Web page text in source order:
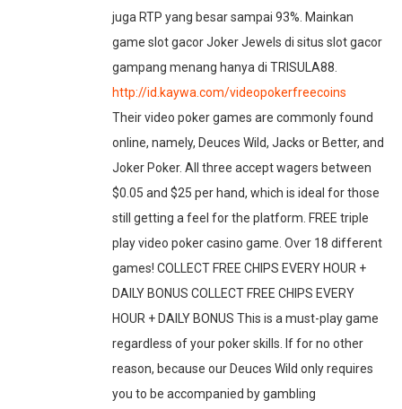
juga RTP yang besar sampai 93%. Mainkan
game slot gacor Joker Jewels di situs slot gacor
gampang menang hanya di TRISULA88.
http://id.kaywa.com/videopokerfreecoins
Their video poker games are commonly found
online, namely, Deuces Wild, Jacks or Better, and
Joker Poker. All three accept wagers between
$0.05 and $25 per hand, which is ideal for those
still getting a feel for the platform. FREE triple
play video poker casino game. Over 18 different
games! COLLECT FREE CHIPS EVERY HOUR +
DAILY BONUS COLLECT FREE CHIPS EVERY
HOUR + DAILY BONUS This is a must-play game
regardless of your poker skills. If for no other
reason, because our Deuces Wild only requires
you to be accompanied by gambling